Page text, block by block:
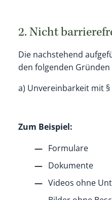
2. Nicht
Die nachstehend
den folgenden
a) Unvereinbarkeit mit §
Zum Beispiel:
Formulare
Dokumente
Videos ohne